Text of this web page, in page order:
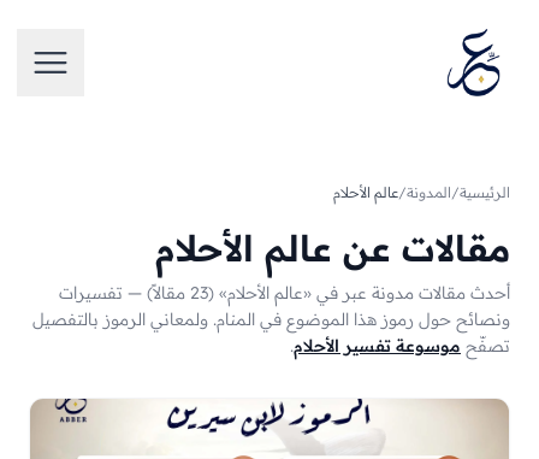
فتح
الرئيسية/المدونة/عالم الأحلام
مقالات عن عالم الأحلام
أحدث مقالات مدونة عبر في «عالم الأحلام» (23 مقالاً) — تفسيرات
ونصائح حول رموز هذا الموضوع في المنام. ولمعاني الرموز بالتفصيل
تصفّح موسوعة تفسير الأحلام.